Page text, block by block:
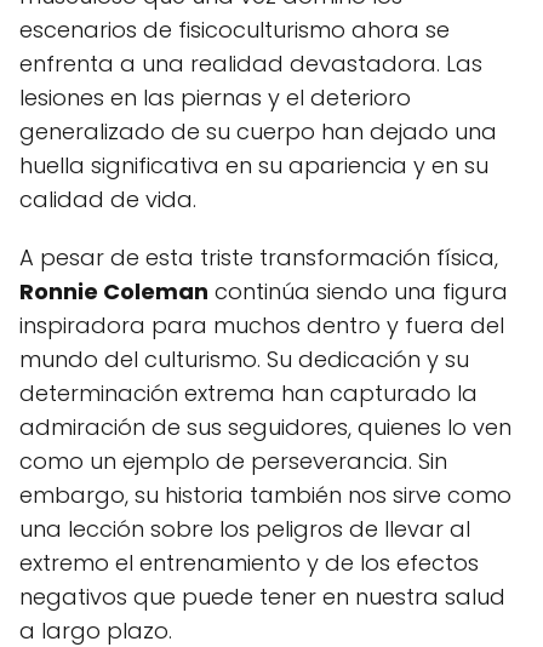
escenarios de fisicoculturismo ahora se
enfrenta a una realidad devastadora. Las
lesiones en las piernas y el deterioro
generalizado de su cuerpo han dejado una
huella significativa en su apariencia y en su
calidad de vida.
A pesar de esta triste transformación física,
Ronnie Coleman continúa siendo una figura
inspiradora para muchos dentro y fuera del
mundo del culturismo. Su dedicación y su
determinación extrema han capturado la
admiración de sus seguidores, quienes lo ven
como un ejemplo de perseverancia. Sin
embargo, su historia también nos sirve como
una lección sobre los peligros de llevar al
extremo el entrenamiento y de los efectos
negativos que puede tener en nuestra salud
a largo plazo.